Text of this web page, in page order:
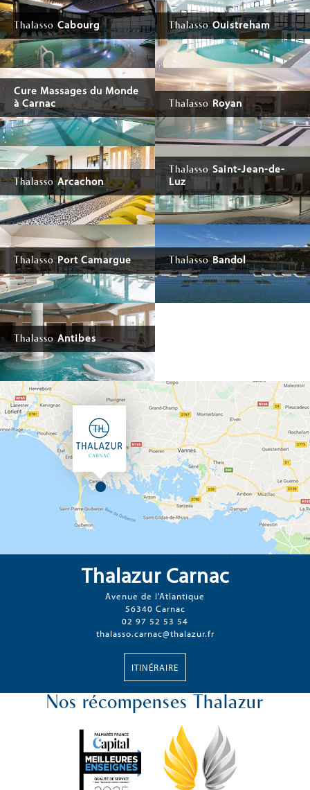
Thalasso Cabourg ThalassoOuistreham
Cure Massages du Monde
à Carnac
Thalasso Royan
ThalassoArcachon
Thalasso Saint-Jean-de-
Luz
ThalassoPort Camargue ThalassoBandol
ThalassoAntibes
Thalazur Carnac
Avenue de l'Atlantique
56340 Carnac
02 97 52 53 54
thalasso.carnac@thalazur.fr
ITINÉRAIRE
Nos récompenses Thalazur